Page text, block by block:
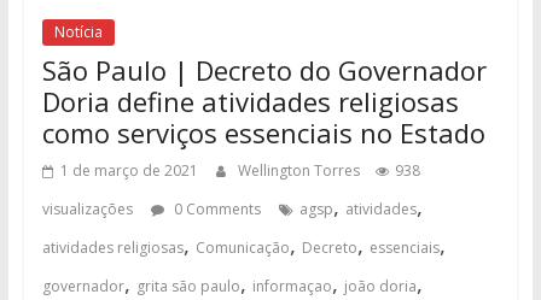
Notícia
São Paulo | Decreto do Governador
Doria define atividades religiosas
como serviços essenciais no Estado
1 de março de 2021 Wellington Torres
938
visualizações
0 Comments agsp, atividades,
atividades religiosas, Comunicação, Decreto, essenciais,
governador, grita são paulo, informaçao, joão doria,